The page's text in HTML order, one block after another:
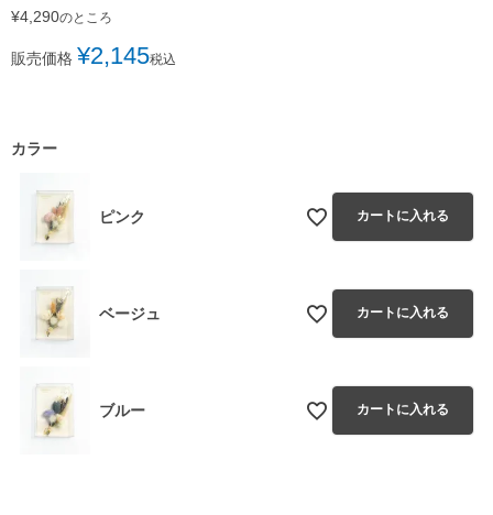
¥4,290のところ
販売価格 ¥2,145税込
カラー
ピンク カートに入れる
ベージュ カートに入れる
ブルー カートに入れる